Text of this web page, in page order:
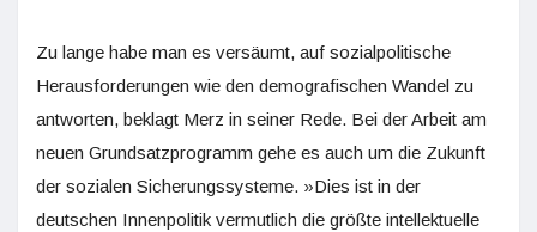
Zu lange habe man es versäumt, auf sozialpolitische
Herausforderungen wie den demografischen Wandel zu
antworten, beklagt Merz in seiner Rede. Bei der Arbeit am
neuen Grundsatzprogramm gehe es auch um die Zukunft
der sozialen Sicherungssysteme. »Dies ist in der
deutschen Innenpolitik vermutlich die größte intellektuelle